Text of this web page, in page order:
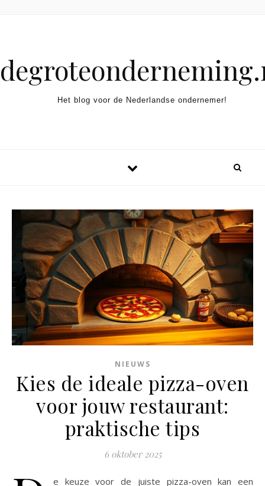
Het blog voor de Nederlandse ondernemer!
NIEUWS
Kies de ideale pizza-oven
voor jouw restaurant:
praktische tips
6 oktober 2025
e keuze voor de juiste pizza-oven kan een